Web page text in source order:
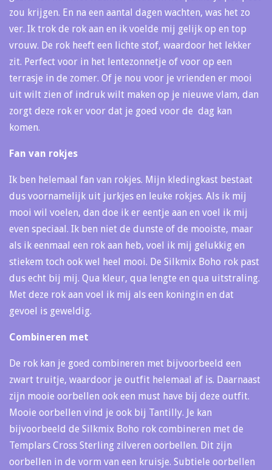
zou krijgen. En na een aantal dagen wachten, was het zo
ver. Ik trok de rok aan en ik voelde mij gelijk op en top
vrouw. De rok heeft een lichte stof, waardoor het lekker
zit. Perfect voor in het lentezonnetje of voor op een
terrasje in de zomer. Of je nou voor je vrienden er mooi
uit wilt zien of indruk wilt maken op je nieuwe vlam, dan
zorgt deze rok er voor dat je goed voor de dag kan
komen.
Fan van rokjes
Ik ben helemaal fan van rokjes. Mijn kledingkast bestaat
dus voornamelijk uit jurkjes en leuke rokjes. Als ik mij
mooi wil voelen, dan doe ik er eentje aan en voel ik mij
even speciaal. Ik ben niet de dunste of de mooiste, maar
als ik eenmaal een rok aan heb, voel ik mij gelukkig en
stiekem toch ook wel heel mooi. De Silkmix Boho rok past
dus echt bij mij. Qua kleur, qua lengte en qua uitstraling.
Met deze rok aan voel ik mij als een koningin en dat
gevoel is geweldig.
Combineren met
De rok kan je goed combineren met bijvoorbeeld een
zwart truitje, waardoor je outfit helemaal af is. Daarnaast
zijn mooie oorbellen ook een must have bij deze outfit.
Mooie oorbellen vind je ook bij Tantilly. Je kan
bijvoorbeeld de Silkmix Boho rok combineren met de
Templars Cross Sterling zilveren oorbellen. Dit zijn
oorbellen in de vorm van een kruisje. Subtiele oorbellen